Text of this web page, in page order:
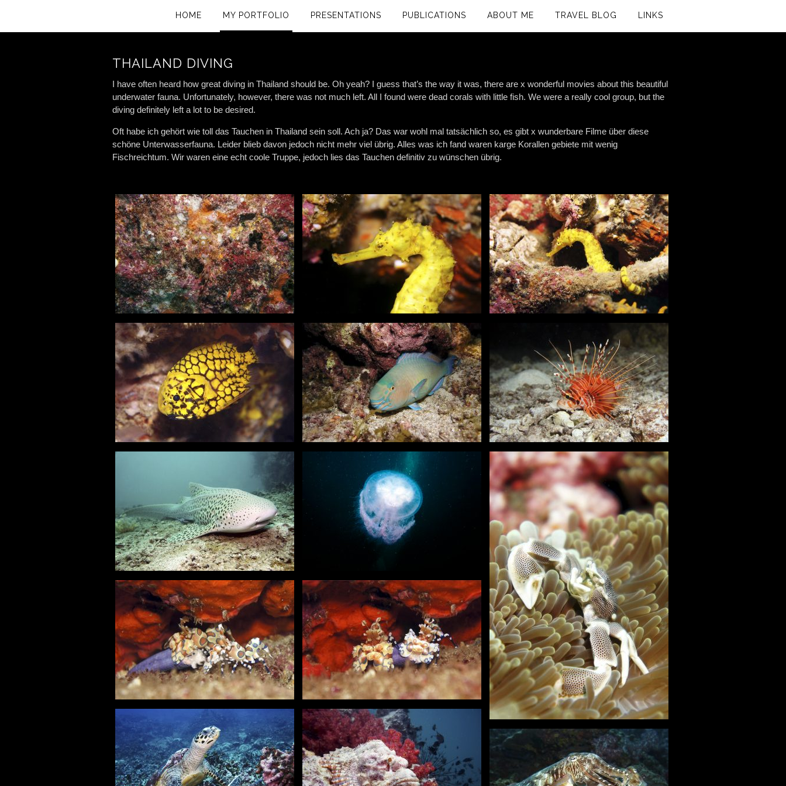
HOME MY PORTFOLIO PRESENTATIONS PUBLICATIONS ABOUT ME TRAVEL BLOG LINKS
THAILAND DIVING
I have often heard how great diving in Thailand should be. Oh yeah? I guess that’s the way it was, there are x wonderful movies about this beautiful
underwater fauna. Unfortunately, however, there was not much left. All I found were dead corals with little fish. We were a really cool group, but the
diving definitely left a lot to be desired.
Oft habe ich gehört wie toll das Tauchen in Thailand sein soll. Ach ja? Das war wohl mal tatsächlich so, es gibt x wunderbare Filme über diese
schöne Unterwasserfauna. Leider blieb davon jedoch nicht mehr viel übrig. Alles was ich fand waren karge Korallen gebiete mit wenig
Fischreichtum. Wir waren eine echt coole Truppe, jedoch lies das Tauchen definitiv zu wünschen übrig.